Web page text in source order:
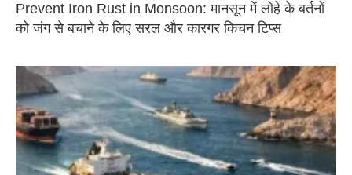
Prevent Iron Rust in Monsoon: मानसून में लोहे के बर्तनों
को जंग से बचाने के लिए सरल और कारगर किचन टिप्स